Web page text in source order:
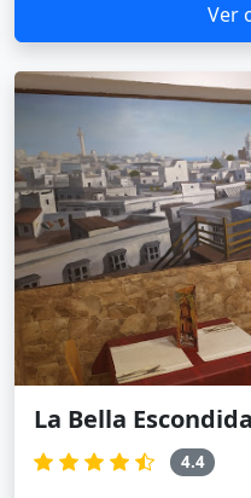
Ver
La Bella
4.4